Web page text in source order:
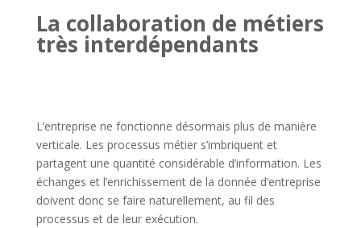
La collaboration de métiers
très interdépendants
L’entreprise ne fonctionne désormais plus de manière
verticale. Les processus métier s’imbriquent et
partagent une quantité considérable d’information. Les
échanges et l’enrichissement de la donnée d’entreprise
doivent donc se faire naturellement, au fil des
processus et de leur exécution.